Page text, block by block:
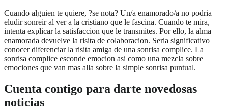
Cuando alguien te quiere, ?se nota? Un/a enamorado/a no podria
eludir sonreir al ver a la cristiano que le fascina. Cuando te mira,
intenta explicar la satisfaccion que le transmites. Por ello, la alma
enamorada devuelve la risita de colaboracion. Seri­a significativo
conocer diferenciar la risita amiga de una sonrisa complice. La
sonrisa complice esconde emocion asi­ como una mezcla sobre
emociones que van mas alla sobre la simple sonrisa puntual.
Cuenta contigo para darte novedosas
noticias